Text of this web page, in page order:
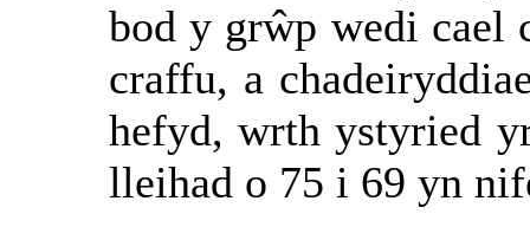
bod y grŵp wedi cael
craffu, a
hefyd, wrth ystyried
lleihad o 75 i 69 yn